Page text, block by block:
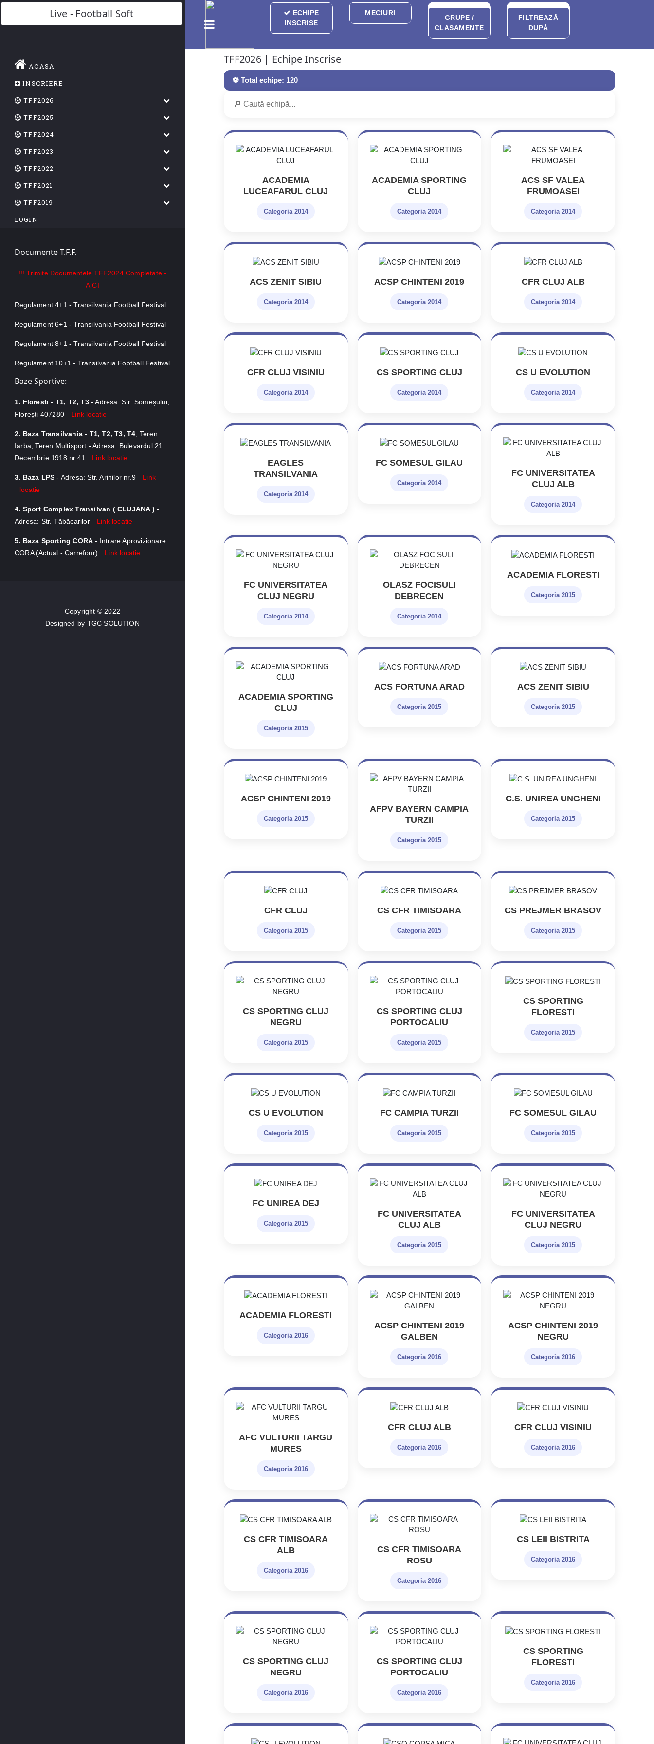
ECHIPE
INSCRISE
MECIURI
GRUPE /
CLASAMENTE
FILTREAZĂ
DUPĂ
TFF2026 | Echipe Inscrise
⚽ Total echipe: 120
ACADEMIA
LUCEAFARUL CLUJ
Categoria 2014
ACADEMIA SPORTING
CLUJ
Categoria 2014
ACS SF VALEA
FRUMOASEI
Categoria 2014
ACS ZENIT SIBIU
Categoria 2014
ACSP CHINTENI 2019
Categoria 2014
CFR CLUJ ALB
Categoria 2014
CFR CLUJ VISINIU
Categoria 2014
CS SPORTING CLUJ
Categoria 2014
CS U EVOLUTION
Categoria 2014
EAGLES
TRANSILVANIA
Categoria 2014
FC SOMESUL GILAU
Categoria 2014
FC UNIVERSITATEA
CLUJ ALB
Categoria 2014
FC UNIVERSITATEA
CLUJ NEGRU
Categoria 2014
OLASZ FOCISULI
DEBRECEN
Categoria 2014
ACADEMIA FLORESTI
Categoria 2015
ACADEMIA SPORTING
CLUJ
Categoria 2015
ACS FORTUNA ARAD
Categoria 2015
ACS ZENIT SIBIU
Categoria 2015
ACSP CHINTENI 2019
Categoria 2015
AFPV BAYERN CAMPIA
TURZII
Categoria 2015
C.S. UNIREA UNGHENI
Categoria 2015
CFR CLUJ
Categoria 2015
CS CFR TIMISOARA
Categoria 2015
CS PREJMER BRASOV
Categoria 2015
CS SPORTING CLUJ
NEGRU
Categoria 2015
CS SPORTING CLUJ
PORTOCALIU
Categoria 2015
CS SPORTING
FLORESTI
Categoria 2015
CS U EVOLUTION
Categoria 2015
FC CAMPIA TURZII
Categoria 2015
FC SOMESUL GILAU
Categoria 2015
FC UNIREA DEJ
Categoria 2015
FC UNIVERSITATEA
CLUJ ALB
Categoria 2015
FC UNIVERSITATEA
CLUJ NEGRU
Categoria 2015
ACADEMIA FLORESTI
Categoria 2016
ACSP CHINTENI 2019
GALBEN
Categoria 2016
ACSP CHINTENI 2019
NEGRU
Categoria 2016
AFC VULTURII TARGU
MURES
Categoria 2016
CFR CLUJ ALB
Categoria 2016
CFR CLUJ VISINIU
Categoria 2016
CS CFR TIMISOARA
ALB
Categoria 2016
CS CFR TIMISOARA
ROSU
Categoria 2016
CS LEII BISTRITA
Categoria 2016
CS SPORTING CLUJ
NEGRU
Categoria 2016
CS SPORTING CLUJ
PORTOCALIU
Categoria 2016
CS SPORTING
FLORESTI
Categoria 2016
Live - Football Soft
ACASA
INSCRIERE
TFF2026
TFF2025
TFF2024
TFF2023
TFF2022
TFF2021
TFF2019
LOGIN
Documente T.F.F.
!!! Trimite Documentele TFF2024 Completate -
AICI
Regulament 4+1 - Transilvania Football Festival
Regulament 6+1 - Transilvania Football Festival
Regulament 8+1 - Transilvania Football Festival
Regulament 10+1 - Transilvania Football Festival
Baze Sportive:
1. Floresti - T1, T2, T3- Adresa: Str. Someșului,
Florești 407280
Link locatie
2. Baza Transilvania - T1, T2, T3, T4 , Teren
Iarba, Teren Multisport - Adresa: Bulevardul 21
Decembrie 1918 nr.41
Link locatie
3. Baza LPS - Adresa: Str. Arinilor nr.9
Link
locatie
4. Sport Complex Transilvan ( CLUJANA ) -
Adresa: Str. Tăbăcarilor
Link locatie
5. Baza Sporting CORA - Intrare Aprovizionare
CORA (Actual - Carrefour)
Link locatie
Copyright © 2022
Designed by TGC SOLUTION